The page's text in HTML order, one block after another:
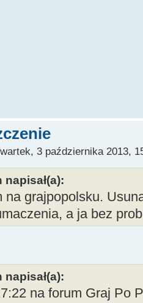
3 października 2013,
grajpopolsku.
a ja bez
na forum Graj Po